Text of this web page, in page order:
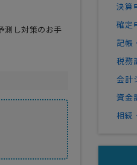
測し対策のお手
決算
確定
記帳
税務
会計
資金
相続